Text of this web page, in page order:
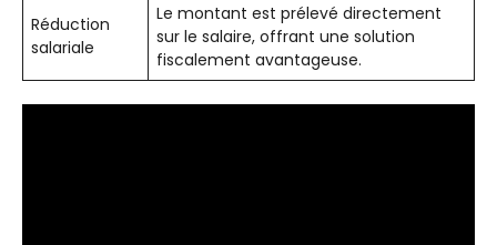
Réduction
salariale
Le montant est prélevé directement
sur le salaire, offrant une solution
fiscalement avantageuse.